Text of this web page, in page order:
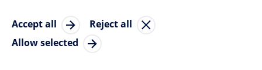
Accept all
Reject all
Allow selected
© Copyright 2023 MSC Cruises SA